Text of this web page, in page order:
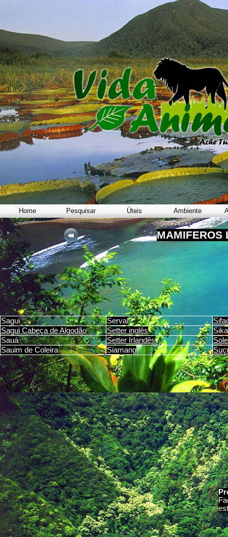
Home Pesquisar Úteis Ambiente
MAMIFEROS
Sagui Serval
Sagui Cabeça de Algodão
Setter inglês
Sika
Sauá
Setter Irlandês
Sauim de Coleira
Siamang